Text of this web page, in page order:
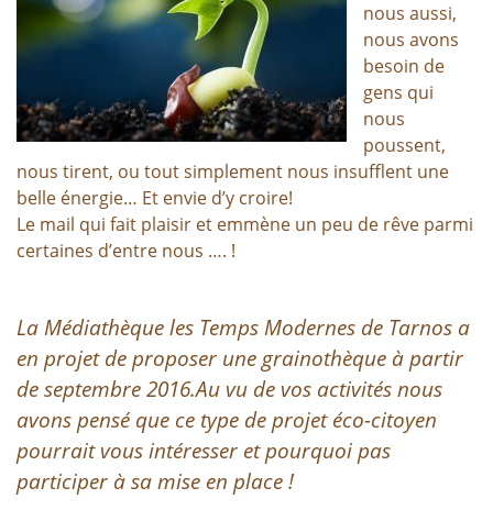
nous aussi,
nous avons
besoin de
gens qui
nous
poussent,
nous tirent, ou tout simplement nous insufflent une
belle énergie… Et envie d’y croire!
Le mail qui fait plaisir et emmène un peu de rêve parmi
certaines d’entre nous …. !
La Médiathèque les Temps Modernes de Tarnos a
en projet de proposer une grainothèque à partir
de septembre 2016.Au vu de vos activités nous
avons pensé que ce type de projet éco-citoyen
pourrait vous intéresser et pourquoi pas
participer à sa mise en place !